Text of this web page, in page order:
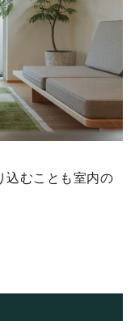
込むことも室内の